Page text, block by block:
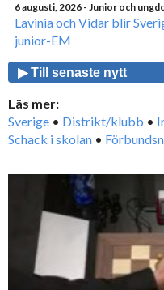
6 augusti, 2026 - Junior och
Lavinia och Vidar blir
junior-EM
▶ Till senaste nytt
Läs mer:
Sverige • Distrikt/klubb •
Schack i skolan •